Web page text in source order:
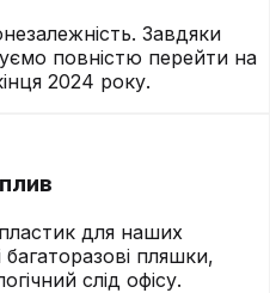
Завдяки
повністю перейти на
2024 року.
для наших
багаторазові пляшки,
слід офісу.